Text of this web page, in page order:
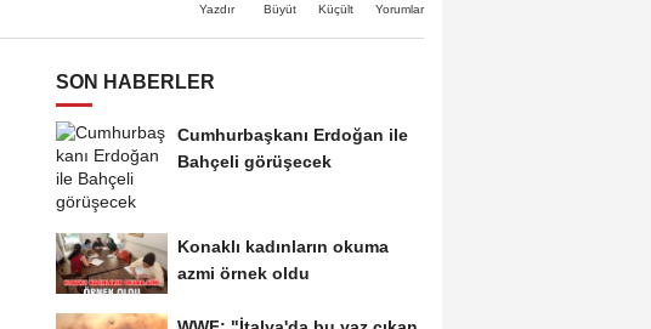
Yazdır Büyüt Küçült Yorumlar
SON HABERLER
Cumhurbaşkanı Erdoğan ile
Bahçeli görüşecek
Konaklı kadınların okuma
azmi örnek oldu